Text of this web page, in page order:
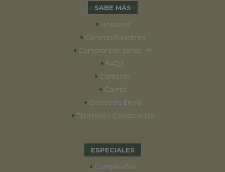
SABE MÁS
• Nosotros
• Coronas Fúnebres
• Comprar por zonas
• FAQS
• Contacto
• Carrito
• Costos de Envío
• Términos y Condiciones
ESPECIALES
• Cumpleaños